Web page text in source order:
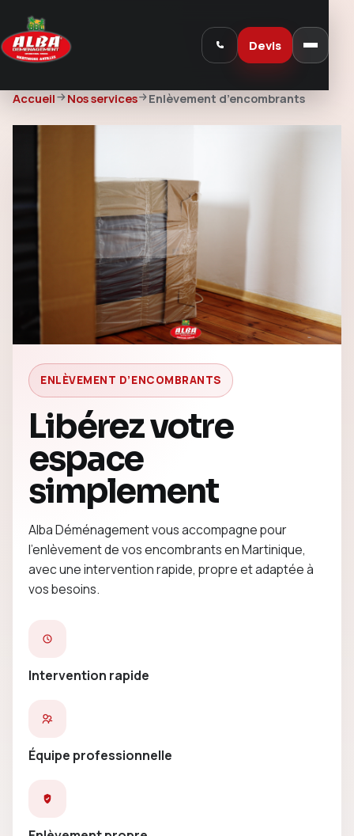
Devis
Accueil Nos services Enlèvement d’encombrants
ENLÈVEMENT D’ENCOMBRANTS
Libérez votre
espace
simplement
Alba Déménagement vous accompagne pour
l’enlèvement de vos encombrants en Martinique,
avec une intervention rapide, propre et adaptée à
vos besoins.
Intervention rapide
Équipe professionnelle